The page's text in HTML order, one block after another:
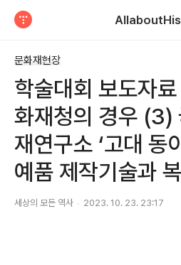
문화재현장
학술대회 보도자
화재청의 경우 (3)
재연구소 ‘고대 동
예품 제작기술과
세상의 모든 역사 2023. 10. 23. 23:17